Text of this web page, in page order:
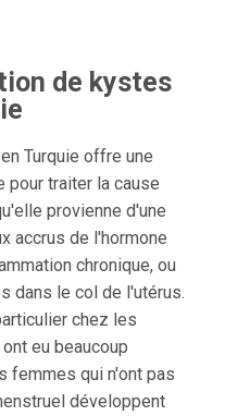
de kystes
Turquie offre une
traiter la cause
provienne d'une
accrus de l'hormone
chronique, ou
dans le col de l'utérus.
chez les
eu beaucoup
femmes qui n'ont pas
développent